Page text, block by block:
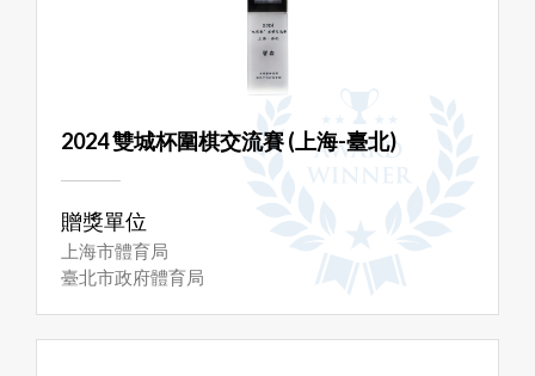
2024 雙城杯圍棋交流賽 (上海-臺北)
贈獎單位
上海市體育局
臺北市政府體育局